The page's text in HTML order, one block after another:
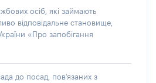
осіб, які займають
відповідальне становище,
«Про запобігання
до посад, пов'язаних з